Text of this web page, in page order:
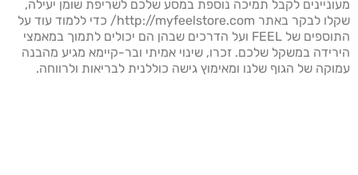
מעוניינים לקבל תמיכה נוספת במסע שלכם לשריפת שומן יעילה,
שקלו לבקר באתר http://myfeelstore.com/ כדי ללמוד עוד על
התוספים של FEEL ועל הדרכים שבהן הם יכולים לתמוך במאמצי
הירידה במשקל שלכם. זכרו, שינוי אמיתי ובר-קיימא מגיע מהבנה
עמוקה של הגוף שלנו ומאימוץ גישה כוללנית לבריאות ולרווחה.